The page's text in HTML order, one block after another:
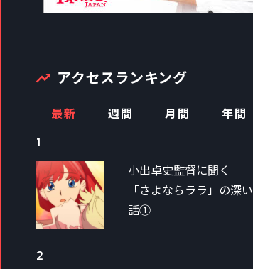
アクセスランキング
最新 週間 月間
年間
1
小出卓史監督に聞く
「さよならララ」の深い
話①
2